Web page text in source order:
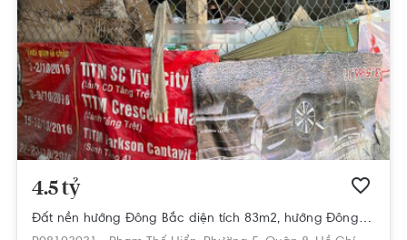
4.5 tỷ
Đất nền hướng Đông Bắc diện tích 83m2, hướng Đông Bắc mát mẻ.